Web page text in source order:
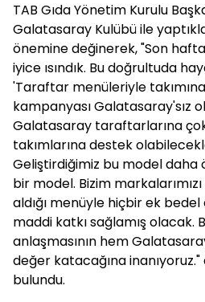
TAB Gıda Yönetim Kurulu
Galatasaray Kulübü ile
önemine değinerek, "Son
iyice ısındık. Bu doğrultuda
'Taraftar menüleriyle
kampanyası Galatasaray'sız
Galatasaray taraftarlarına
takımlarına destek
Geliştirdiğimiz bu model
bir model. Bizim
aldığı menüyle hiçbir ek
maddi katkı sağlamış olacak.
anlaşmasının hem
değer katacağına
bulundu.